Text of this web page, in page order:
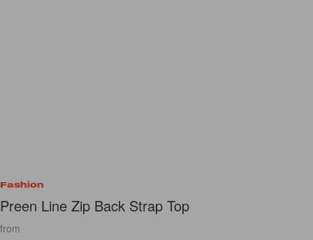
Fashion
Preen Line Zip Back Strap Top
from